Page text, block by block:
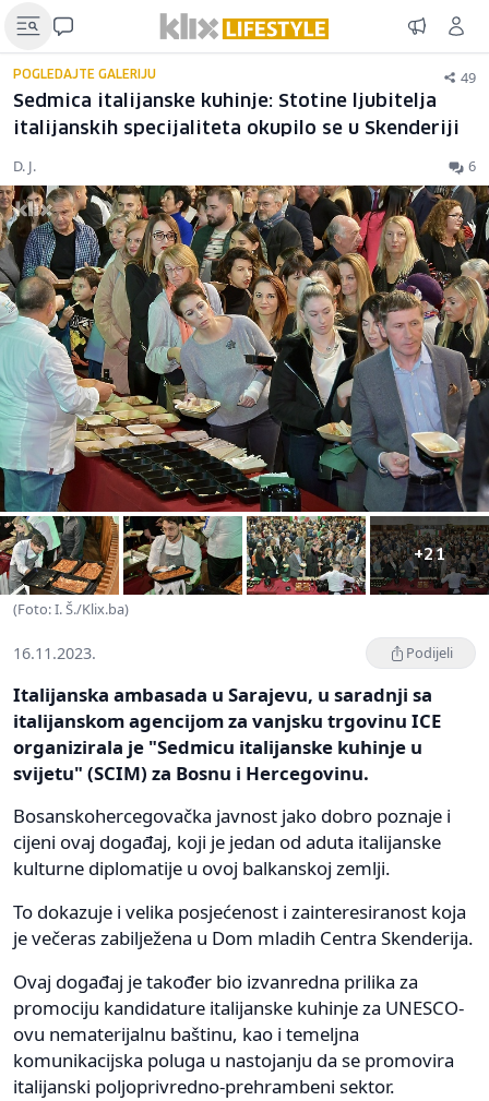
POGLEDAJTE GALERIJU 49
Sedmica italijanske kuhinje: Stotine ljubitelja
italijanskih specijaliteta okupilo se u Skenderiji
D. J. 6
+21
(Foto: I. Š./Klix.ba)
16.11.2023. Podijeli
Italijanska ambasada u Sarajevu, u saradnji sa
italijanskom agencijom za vanjsku trgovinu ICE
organizirala je "Sedmicu italijanske kuhinje u
svijetu" (SCIM) za Bosnu i Hercegovinu.
Bosanskohercegovačka javnost jako dobro poznaje i
cijeni ovaj događaj, koji je jedan od aduta italijanske
kulturne diplomatije u ovoj balkanskoj zemlji.
To dokazuje i velika posjećenost i zainteresiranost koja
je večeras zabilježena u Dom mladih Centra Skenderija.
Ovaj događaj je također bio izvanredna prilika za
promociju kandidature italijanske kuhinje za UNESCO-
ovu nematerijalnu baštinu, kao i temeljna
komunikacijska poluga u nastojanju da se promovira
italijanski poljoprivredno-prehrambeni sektor.